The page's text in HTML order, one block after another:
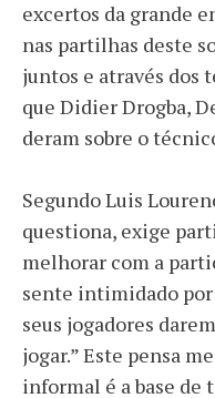
excertos da grande
nas partilhas deste
juntos e através dos
que Didier Drogba,
deram sobre o
Segundo Luis
questiona, exige
melhorar com a
sente intimidado
seus jogadores
jogar.” Este pensa
informal é a base de